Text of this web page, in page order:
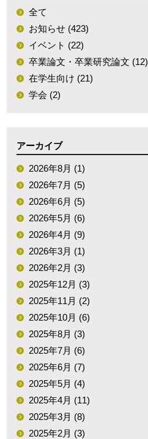
専攻説明会（録
画）
社会学コロキウム
全て
お知らせ (423)
イベント (22)
卒業論文・卒業研究論文 (12)
在学生向け (21)
学会 (2)
アーカイブ
2026年8月 (1)
2026年7月 (5)
2026年6月 (5)
2026年5月 (6)
2026年4月 (9)
2026年3月 (1)
2026年2月 (3)
2025年12月 (3)
2025年11月 (2)
2025年10月 (6)
2025年8月 (3)
2025年7月 (6)
2025年6月 (7)
2025年5月 (4)
2025年4月 (11)
2025年3月 (8)
2025年2月 (3)